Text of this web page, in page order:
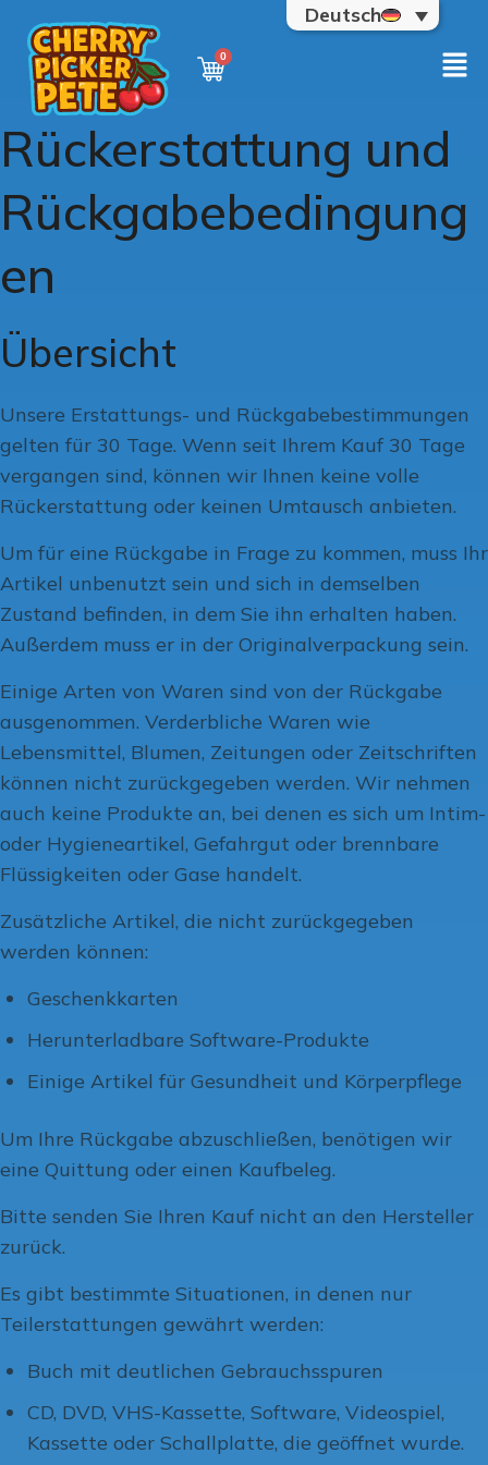
Deutsch
Rückerstattung und
Rückgabebedingung
en
Übersicht
Unsere Erstattungs- und Rückgabebestimmungen
gelten für 30 Tage. Wenn seit Ihrem Kauf 30 Tage
vergangen sind, können wir Ihnen keine volle
Rückerstattung oder keinen Umtausch anbieten.
Um für eine Rückgabe in Frage zu kommen, muss Ihr
Artikel unbenutzt sein und sich in demselben
Zustand befinden, in dem Sie ihn erhalten haben.
Außerdem muss er in der Originalverpackung sein.
Einige Arten von Waren sind von der Rückgabe
ausgenommen. Verderbliche Waren wie
Lebensmittel, Blumen, Zeitungen oder Zeitschriften
können nicht zurückgegeben werden. Wir nehmen
auch keine Produkte an, bei denen es sich um Intim-
oder Hygieneartikel, Gefahrgut oder brennbare
Flüssigkeiten oder Gase handelt.
Zusätzliche Artikel, die nicht zurückgegeben
werden können:
Geschenkkarten
Herunterladbare Software-Produkte
Einige Artikel für Gesundheit und Körperpflege
Um Ihre Rückgabe abzuschließen, benötigen wir
eine Quittung oder einen Kaufbeleg.
Bitte senden Sie Ihren Kauf nicht an den Hersteller
zurück.
Es gibt bestimmte Situationen, in denen nur
Teilerstattungen gewährt werden:
Buch mit deutlichen Gebrauchsspuren
CD, DVD, VHS-Kassette, Software, Videospiel,
Kassette oder Schallplatte, die geöffnet wurde.